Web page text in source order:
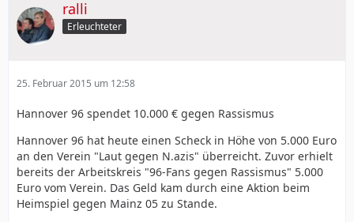
ralli
Erleuchteter
25. Februar 2015 um 12:58
Hannover 96 spendet 10.000 € gegen Rassismus
Hannover 96 hat heute einen Scheck in Höhe von 5.000 Euro
an den Verein "Laut gegen N.azis" überreicht. Zuvor erhielt
bereits der Arbeitskreis "96-Fans gegen Rassismus" 5.000
Euro vom Verein. Das Geld kam durch eine Aktion beim
Heimspiel gegen Mainz 05 zu Stande.